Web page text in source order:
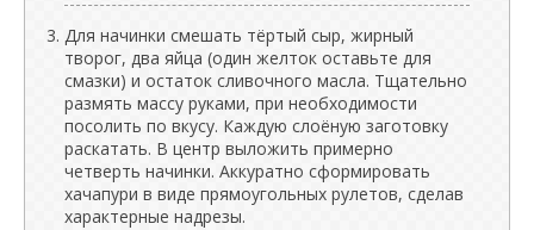
Для начинки смешать тёртый сыр, жирный
творог, два яйца (один желток оставьте для
смазки) и остаток сливочного масла. Тщательно
размять массу руками, при необходимости
посолить по вкусу. Каждую слоёную заготовку
раскатать. В центр выложить примерно
четверть начинки. Аккуратно сформировать
хачапури в виде прямоугольных рулетов, сделав
характерные надрезы.